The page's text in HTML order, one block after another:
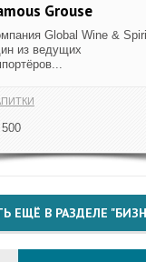
Grouse
Global Wine &
из ведущих
500
ЕЩЁ В РАЗДЕЛЕ